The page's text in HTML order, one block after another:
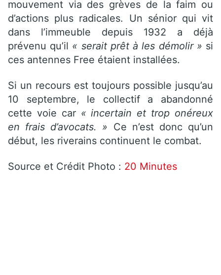
mouvement via des grèves de la faim ou
d’actions plus radicales. Un sénior qui vit
dans l’immeuble depuis 1932 a déjà
prévenu qu’il « serait prêt à les démolir » si
ces antennes Free étaient installées.
Si un recours est toujours possible jusqu’au
10 septembre, le collectif a abandonné
cette voie car « incertain et trop onéreux
en frais d’avocats. » Ce n’est donc qu’un
début, les riverains continuent le combat.
Source et Crédit Photo : 20 Minutes